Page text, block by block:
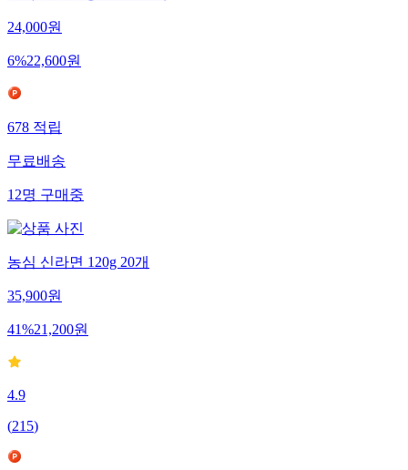
24,000원
6%22,600원
678적립
무료배송
12명구매중
농심 신라면 120g 20개
35,900원
41%21,200원
4.9
(215)